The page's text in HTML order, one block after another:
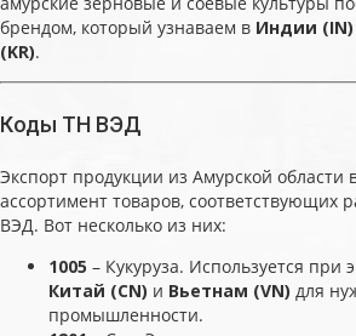
брендом, который узнаваем в Индии (IN)
(KR).
Коды ТН ВЭД
Экспорт продукции из Амурской
ассортимент товаров, соответствующих
ВЭД. Вот несколько из них:
1005 – Кукуруза. Используется при
Китай (CN) и Вьетнам (VN) для
промышленности.